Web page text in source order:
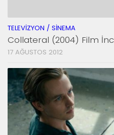
TELEVIZYON / SINEMA
Collateral (2004) Film
17 AĞUSTOS 2012